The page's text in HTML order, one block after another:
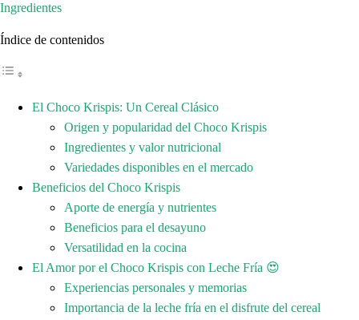
Ingredientes
Índice de contenidos
El Choco Krispis: Un Cereal Clásico
Origen y popularidad del Choco Krispis
Ingredientes y valor nutricional
Variedades disponibles en el mercado
Beneficios del Choco Krispis
Aporte de energía y nutrientes
Beneficios para el desayuno
Versatilidad en la cocina
El Amor por el Choco Krispis con Leche Fría 😍
Experiencias personales y memorias
Importancia de la leche fría en el disfrute del cereal